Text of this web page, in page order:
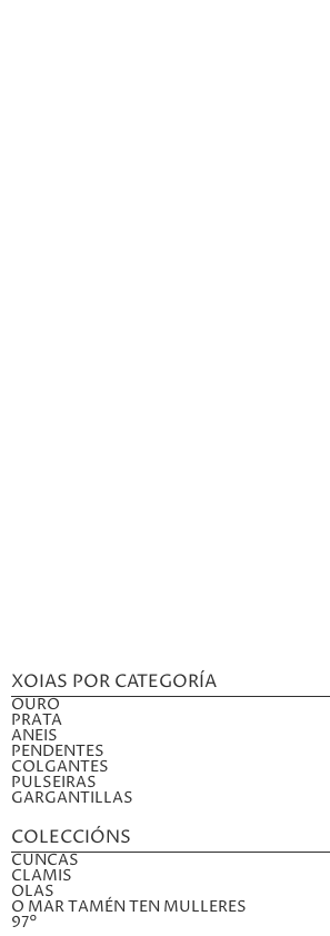
XOIAS POR CATEGORÍA
OURO
PRATA
ANEIS
PENDENTES
COLGANTES
PULSEIRAS
GARGANTILLAS
COLECCIÓNS
CUNCAS
CLAMIS
OLAS
O MAR TAMÉN TEN MULLERES
97°